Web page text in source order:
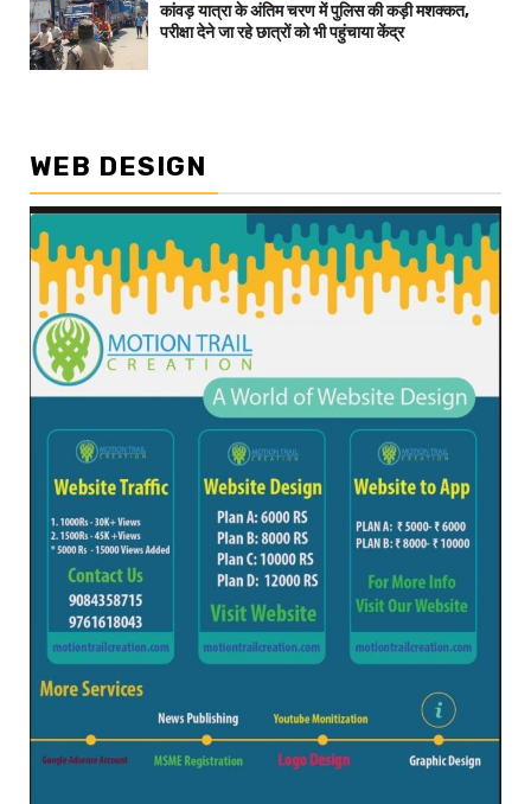
कांवड़ यात्रा के अंतिम चरण में पुलिस की कड़ी मशक्कत,
परीक्षा देने जा रहे छात्रों को भी पहुंचाया केंद्र
WEB DESIGN